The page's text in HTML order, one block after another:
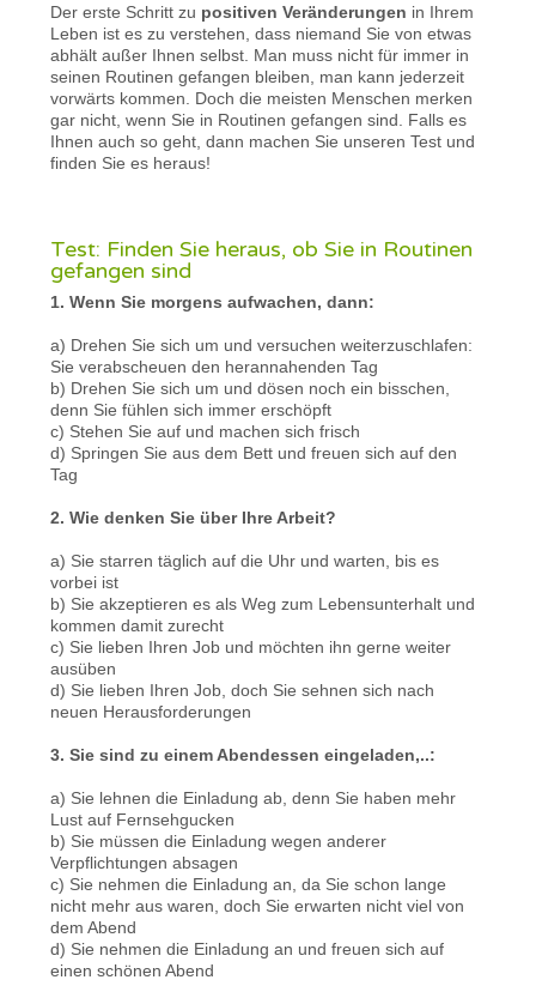
Der erste Schritt zu positiven Veränderungen in Ihrem
Leben ist es zu verstehen, dass niemand Sie von etwas
abhält außer Ihnen selbst. Man muss nicht für immer in
seinen Routinen gefangen bleiben, man kann jederzeit
vorwärts kommen. Doch die meisten Menschen merken
gar nicht, wenn Sie in Routinen gefangen sind. Falls es
Ihnen auch so geht, dann machen Sie unseren Test und
finden Sie es heraus!
Test: Finden Sie heraus, ob Sie in Routinen
gefangen sind
1. Wenn Sie morgens aufwachen, dann:
a) Drehen Sie sich um und versuchen weiterzuschlafen:
Sie verabscheuen den herannahenden Tag
b) Drehen Sie sich um und dösen noch ein bisschen,
denn Sie fühlen sich immer erschöpft
c) Stehen Sie auf und machen sich frisch
d) Springen Sie aus dem Bett und freuen sich auf den
Tag
2. Wie denken Sie über Ihre Arbeit?
a) Sie starren täglich auf die Uhr und warten, bis es
vorbei ist
b) Sie akzeptieren es als Weg zum Lebensunterhalt und
kommen damit zurecht
c) Sie lieben Ihren Job und möchten ihn gerne weiter
ausüben
d) Sie lieben Ihren Job, doch Sie sehnen sich nach
neuen Herausforderungen
3. Sie sind zu einem Abendessen eingeladen,..:
a) Sie lehnen die Einladung ab, denn Sie haben mehr
Lust auf Fernsehgucken
b) Sie müssen die Einladung wegen anderer
Verpflichtungen absagen
c) Sie nehmen die Einladung an, da Sie schon lange
nicht mehr aus waren, doch Sie erwarten nicht viel von
dem Abend
d) Sie nehmen die Einladung an und freuen sich auf
einen schönen Abend